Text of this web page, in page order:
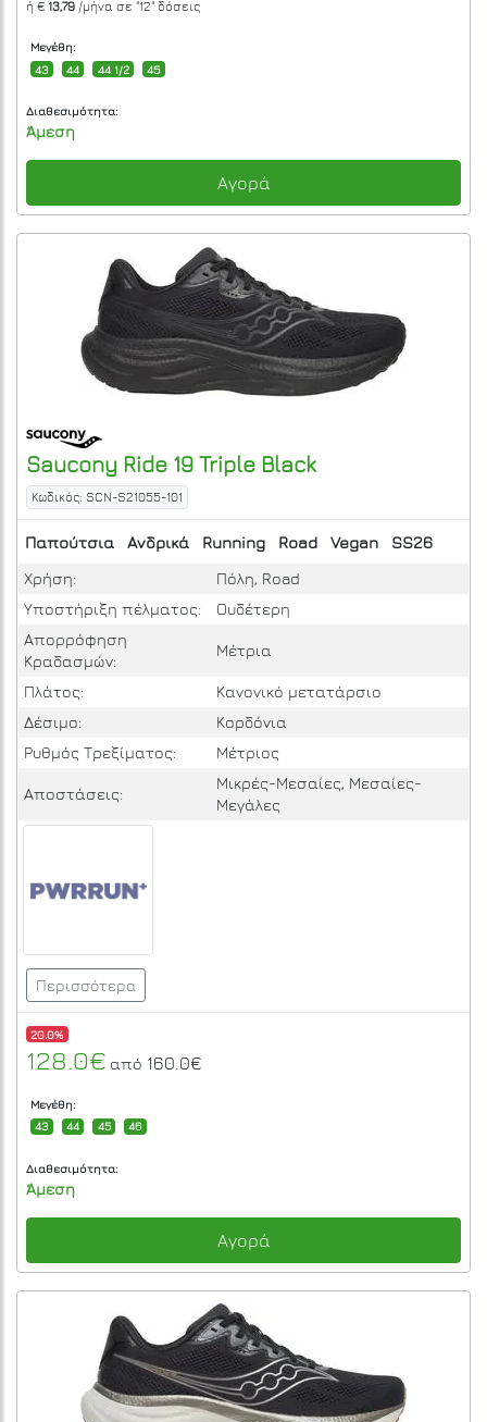
ή € 13,79 /μήνα σε "12" δόσεις
Μεγέθη:
43
44 44 1/2 45
Διαθεσιμότητα:
Άμεση
Αγορά
Saucony Ride 19 Triple Black
Κωδικός: SCN-S21055-101
Παπούτσια Ανδρικά Running Road Vegan
SS26
Χρήση:
Πόλη, Road
Υποστήριξη πέλματος:
Ουδέτερη
Απορρόφηση
Κραδασμών:
Μέτρια
Πλάτος:
Κανονικό μετατάρσιο
Δέσιμο:
Κορδόνια
Ρυθμός Τρεξίματος:
Μέτριος
Αποστάσεις:
Μικρές-Μεσαίες, Μεσαίες-
Μεγάλες
Περισσότερα
20.0%
128.0€ από 160.0€
Μεγέθη:
43
44 45 46
Διαθεσιμότητα:
Άμεση
Αγορά